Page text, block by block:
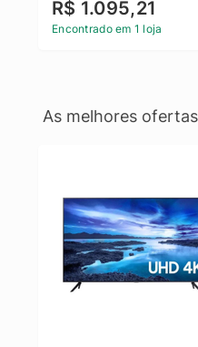
R$ 1.095,21
Encontrado em 1 loja
As melhores